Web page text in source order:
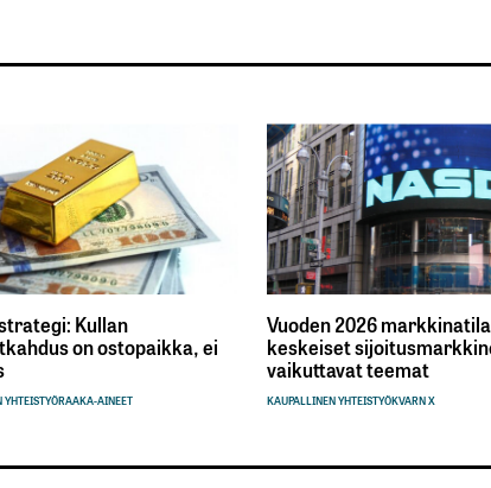
Kullan
on ostopaikka, ei
RAAKA-AINEET
Vuoden 2026
keskeiset
vaikuttavat teemat
KAUPALLINEN YHTEISTYÖKVARN X